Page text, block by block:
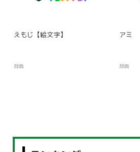
えもじ【絵文字】
辞典
アミ
辞典